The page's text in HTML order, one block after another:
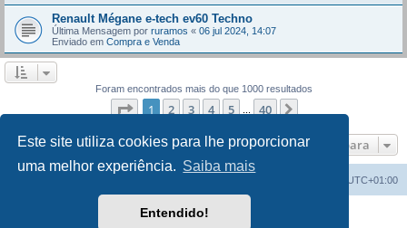
Este site utiliza cookies para lhe proporcionar
uma melhor experiência. Saiba mais
Entendido!
Renault Mégane e-tech ev60 Techno
Última Mensagem por ruramos « 06 jul 2024, 14:07
Enviado em Compra e Venda
Foram encontrados mais do que 1000 resultados
Página de 40
1 2 3 4 5 40
Ir para
UTC+01:00
Desenvolvido porphpBB® Forum Software © phpBB Limited